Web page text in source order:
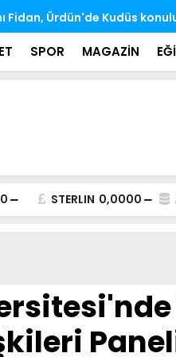
ve engelli aylıkları artışlı
SPOR MAGAZİN
STERLIN 0,0000